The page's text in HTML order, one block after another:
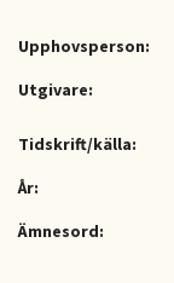
Upphovsperson:
Utgivare:
Tidskrift/källa:
År:
Ämnesord: